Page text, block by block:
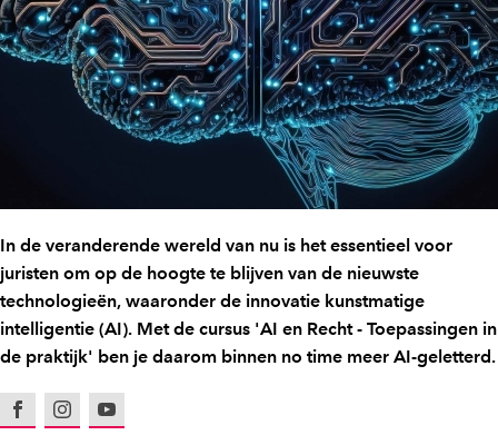
In de veranderende wereld van nu is het essentieel voor
juristen om op de hoogte te blijven van de nieuwste
technologieën, waaronder de innovatie kunstmatige
intelligentie (AI). Met de cursus 'AI en Recht - Toepassingen in
de praktijk' ben je daarom binnen no time meer AI-geletterd.
FacebookInstagramYoutube